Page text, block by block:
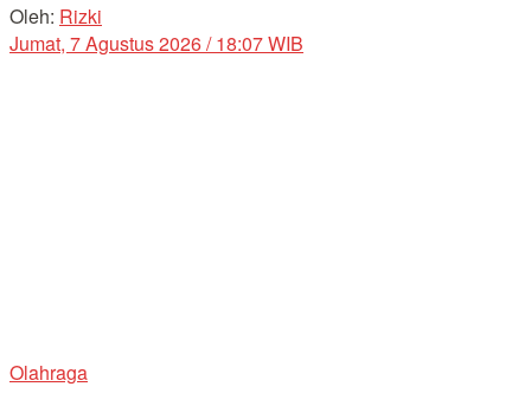
Oleh: Rizki
Jumat, 7 Agustus 2026 / 18:07 WIB
Olahraga